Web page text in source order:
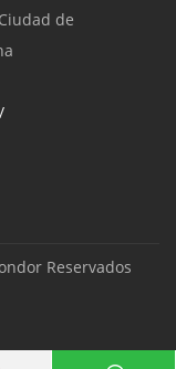
de
Reservados